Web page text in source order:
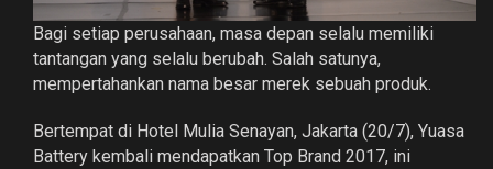
Bagi setiap perusahaan, masa depan selalu memiliki
tantangan yang selalu berubah. Salah satunya,
mempertahankan nama besar merek sebuah produk.
Bertempat di Hotel Mulia Senayan, Jakarta (20/7), Yuasa
Battery kembali mendapatkan Top Brand 2017, ini